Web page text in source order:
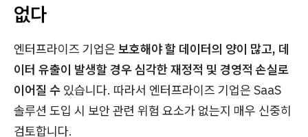
없다
엔터프라이즈 기업은 보호해야 할 데이터의 양이 많고, 데
이터 유출이 발생할 경우 심각한 재정적 및 경영적 손실로
이어질 수 있습니다. 따라서 엔터프라이즈 기업은 SaaS
솔루션 도입 시 보안 관련 위험 요소가 없는지 매우 신중히
검토합니다.